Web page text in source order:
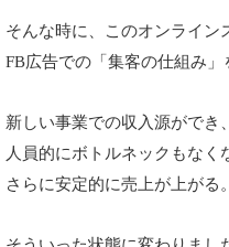
そんな時に、このオンライン
FB広告での「集客の仕組み」
新しい事業での収入源ができ、
人員的にボトルネックもなく
さらに安定的に売上が上がる。